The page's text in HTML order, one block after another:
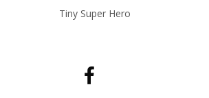
Tiny Super Hero